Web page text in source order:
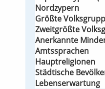
Nordzypern
Größte
Zweitgrößte
Anerkannte
Amtssprachen
Hauptreligionen
Städtische
Lebenserwartung